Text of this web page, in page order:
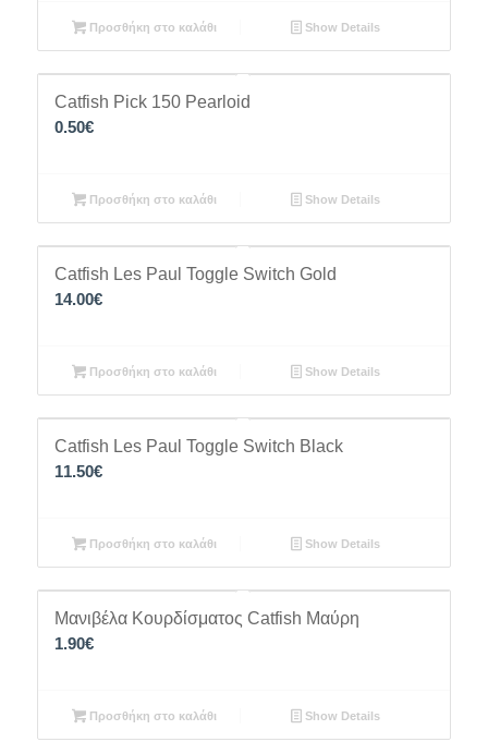
Προσθήκη στο καλάθι Show Details
Catfish Pick 150 Pearloid
0.50€
Προσθήκη στο καλάθι Show Details
Catfish Les Paul Toggle Switch Gold
14.00€
Προσθήκη στο καλάθι Show Details
Catfish Les Paul Toggle Switch Black
11.50€
Προσθήκη στο καλάθι Show Details
Μανιβέλα Κουρδίσματος Catfish Μαύρη
1.90€
Προσθήκη στο καλάθι Show Details